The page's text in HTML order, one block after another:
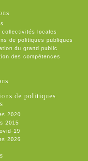
collectivités locales
de politiques publiques
du grand public
des compétences
de politiques
2020
2015
19
2026